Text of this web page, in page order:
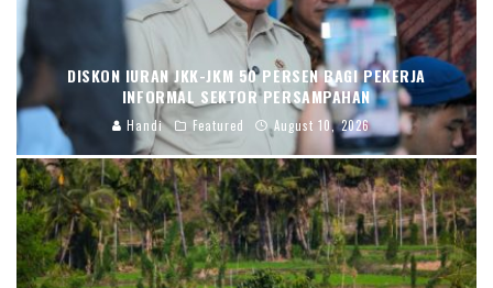
DISKON IURAN JKK-JKM 50 PERSEN BAGI PEKERJA
INFORMAL SEKTOR PERSAMPAHAN
Handi Featured August 10, 2026